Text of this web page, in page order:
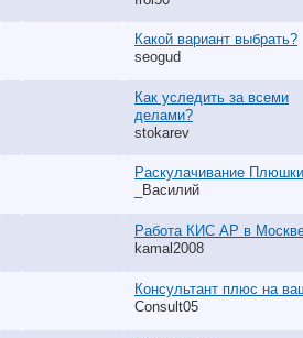
Какой вариант выбрать?
seogud
Как уследить за всеми
делами?
stokarev
Раскулачивание
_Василий
Работа КИС АР в
kamal2008
Консультант плюс на
Consult05